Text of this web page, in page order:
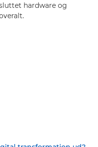
hardware og